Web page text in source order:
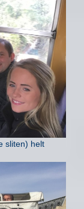
sliten) helt